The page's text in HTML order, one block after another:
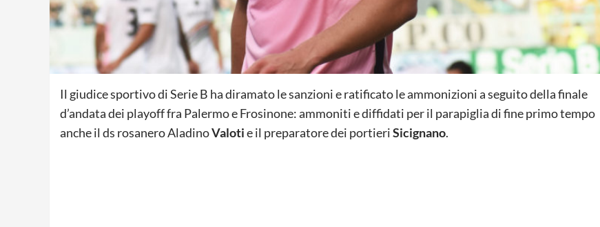
Il giudice sportivo di Serie B ha diramato le sanzioni e ratificato le ammonizioni a seguito della finale
d’andata dei playoff fra Palermo e Frosinone: ammoniti e diffidati per il parapiglia di fine primo tempo
anche il ds rosanero AladinoValotie il preparatore dei portieriSicignano.